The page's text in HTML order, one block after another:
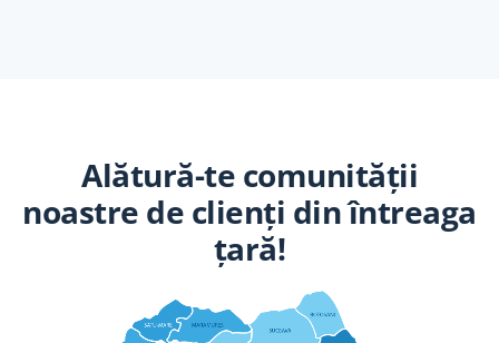
Alătură-te comunității
noastre de clienți din întreaga
țară!